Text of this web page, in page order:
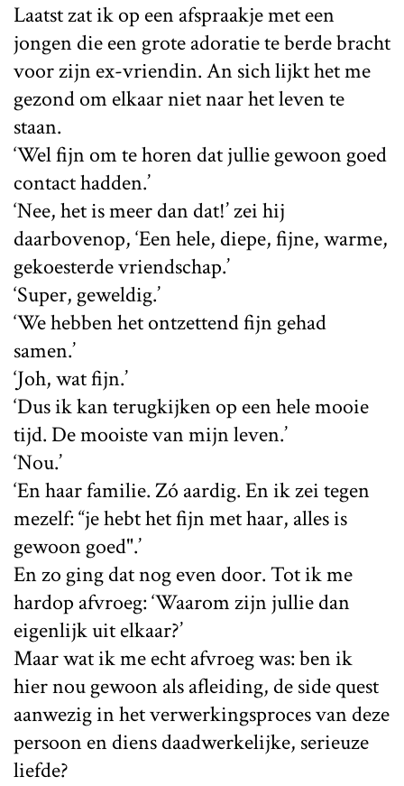
Laatst zat ik op een afspraakje met een
jongen die een grote adoratie te berde bracht
voor zijn ex-vriendin. An sich lijkt het me
gezond om elkaar niet naar het leven te
staan.
‘Wel fijn om te horen dat jullie gewoon goed
contact hadden.’
‘Nee, het is meer dan dat!’ zei hij
daarbovenop, ‘Een hele, diepe, fijne, warme,
gekoesterde vriendschap.’
‘Super, geweldig.’
‘We hebben het ontzettend fijn gehad
samen.’
‘Joh, wat fijn.’
‘Dus ik kan terugkijken op een hele mooie
tijd. De mooiste van mijn leven.’
‘Nou.’
‘En haar familie. Zó aardig. En ik zei tegen
mezelf: “je hebt het fijn met haar, alles is
gewoon goed".’
En zo ging dat nog even door. Tot ik me
hardop afvroeg: ‘Waarom zijn jullie dan
eigenlijk uit elkaar?’
Maar wat ik me echt afvroeg was: ben ik
hier nou gewoon als afleiding, de side quest
aanwezig in het verwerkingsproces van deze
persoon en diens daadwerkelijke, serieuze
liefde?